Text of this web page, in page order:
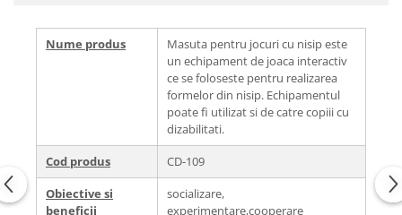
Nume produs
Masuta pentru jocuri cu nisip este
un echipament de joaca interactiv
ce se foloseste pentru realizarea
formelor din nisip. Echipamentul
poate fi utilizat si de catre copiii cu
dizabilitati.
Cod produs
CD-109
Obiective si
beneficii
socializare,
experimentare,cooperare